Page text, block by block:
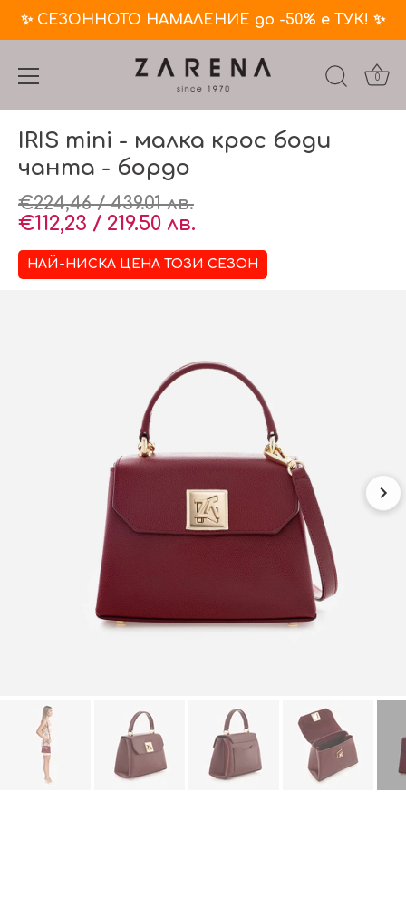
✨ СЕЗОННОТО НАМАЛЕНИЕ до -50% е ТУК! ✨
0
IRIS mini - малка крос боди
чанта - бордо
€224,46 / 439.01 лв.
€112,23 / 219.50 лв.
НАЙ-НИСКА ЦЕНА ТОЗИ СЕЗОН